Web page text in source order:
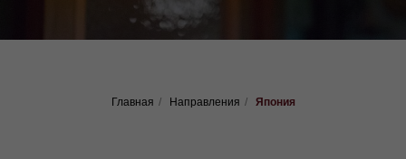
Главная / Направления / Япония